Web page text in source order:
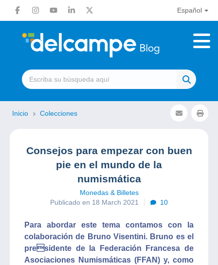
Español
Inicio Colecciones
Consejos para empezar con buen
pie en el mundo de la
numismática
Monedas & Billetes
Publicado en 18 March 2021
10
Para abordar este tema contamos con la
colaboración de Bruno Visentini. Bruno es el
presidente de la Federación Francesa de
Asociaciones Numismáticas (FFAN) y, como